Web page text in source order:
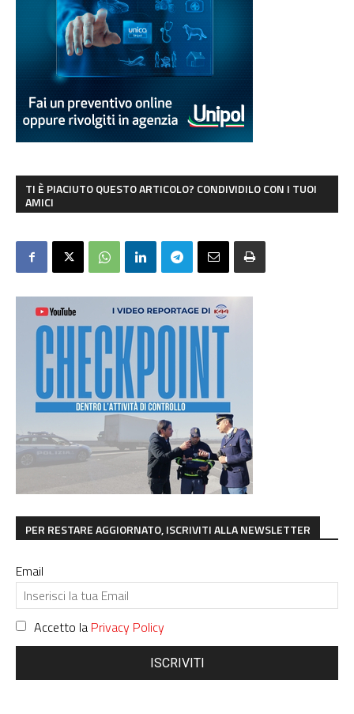
TI È PIACIUTO QUESTO ARTICOLO? CONDIVIDILO CON I TUOI
AMICI
PER RESTARE AGGIORNATO, ISCRIVITI ALLA NEWSLETTER
Email
Accetto la Privacy Policy
ISCRIVITI